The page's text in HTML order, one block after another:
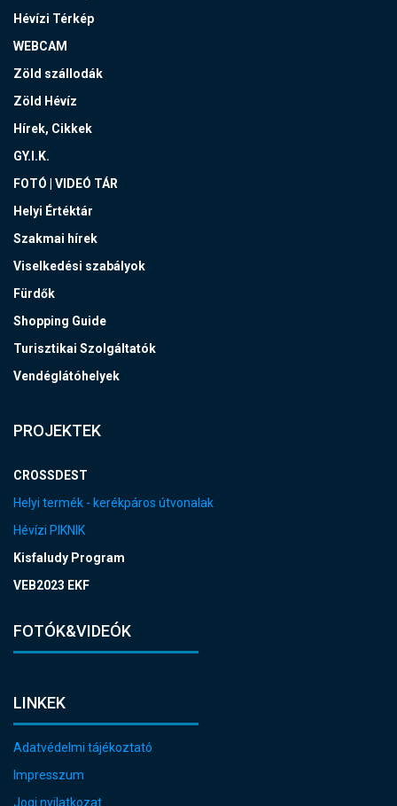
Hévízi Térkép
WEBCAM
Zöld szállodák
Zöld Hévíz
Hírek, Cikkek
GY.I.K.
FOTÓ | VIDEÓ TÁR
Helyi Értéktár
Szakmai hírek
Viselkedési szabályok
Fürdők
Shopping Guide
Turisztikai Szolgáltatók
Vendéglátóhelyek
PROJEKTEK
CROSSDEST
Helyi termék - kerékpáros útvonalak
Hévízi PIKNIK
Kisfaludy Program
VEB2023 EKF
FOTÓK&VIDEÓK
LINKEK
Adatvédelmi tájékoztató
Impresszum
Jogi nyilatkozat